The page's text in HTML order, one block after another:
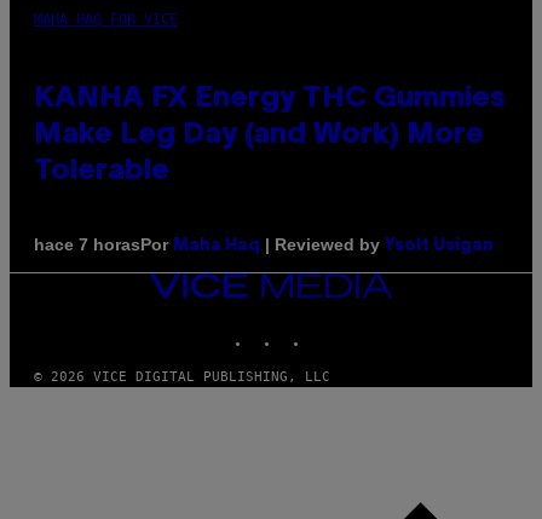
MAHA HAQ FOR VICE
KANHA FX Energy THC Gummies
Make Leg Day (and Work) More
Tolerable
hace 7 horasPor Maha Haq | Reviewed by Ysolt Usigan
VICE
MEDIA
© 2026 VICE DIGITAL PUBLISHING, LLC